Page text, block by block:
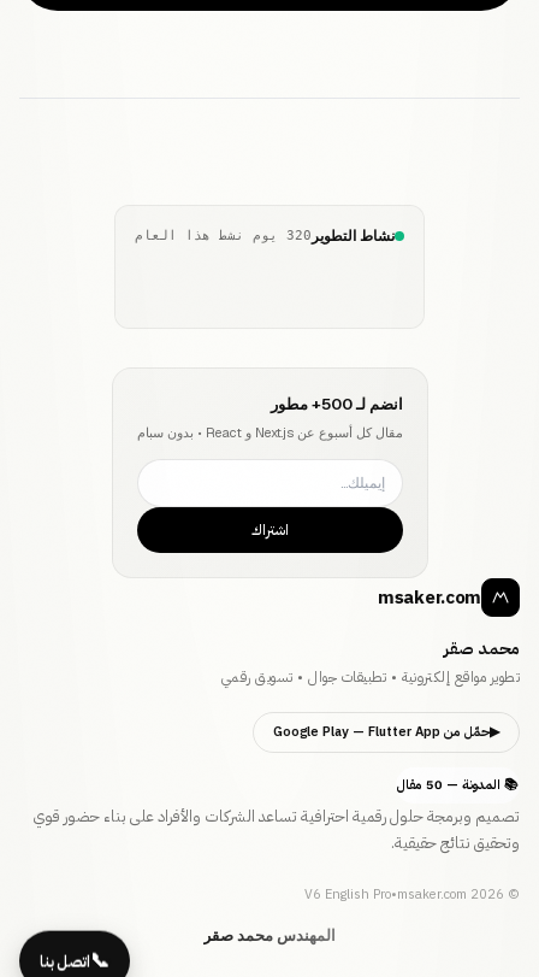
نشاط التطوير 320 يوم نشط هذا العام
انضم لـ 500+ مطور
مقال كل أسبوع عن Next.js و React • بدون سبام
اشتراك
msaker.com
محمد صقر
تطوير مواقع إلكترونية • تطبيقات جوال • تسويق رقمي
▶حمّل من Google Play — Flutter App
📚 المدونة — 50 مقال
تصميم وبرمجة حلول رقمية احترافية تساعد الشركات والأفراد على بناء حضور قوي
وتحقيق نتائج حقيقية.
©
2026
•
V6 English Pro
المهندس محمد صقر
📞اتصل بنا